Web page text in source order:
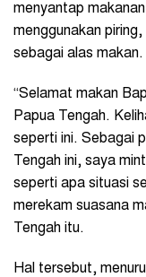
menyantap
menggunakan
sebagai alas makan.
“Selamat makan
Papua Tengah.
seperti ini. Sebagai
Tengah ini, saya
seperti apa situasi
merekam suasana
Tengah itu.
Hal tersebut,